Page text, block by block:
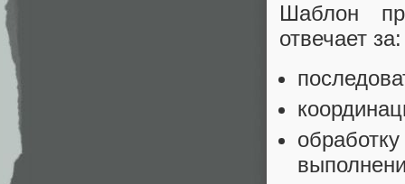
Шаблон
отвечает за: